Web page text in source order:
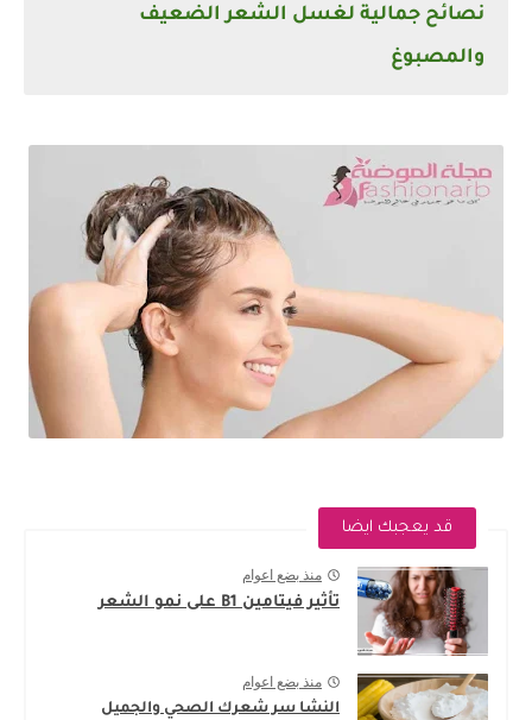
نصائح جمالية لغسل الشعر الضعيف
والمصبوغ
قد يعجبك ايضا
منذ بضع اعوام
تأثير فيتامين B1 على نمو الشعر
منذ بضع اعوام
النشا سر شعرك الصحي والجميل